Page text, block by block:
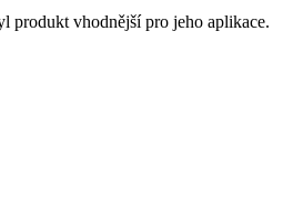
produkt vhodnější pro jeho aplikace.